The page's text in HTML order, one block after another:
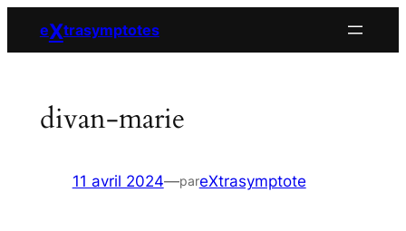
eXtrasymptotes
divan-marie
11 avril 2024—pareXtrasymptote